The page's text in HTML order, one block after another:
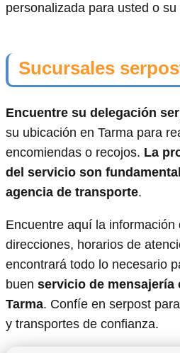
personalizada para usted o su
Sucursales
Encuentre su delegación
su ubicación en Tarma para
encomiendas o recojos. La
del servicio son
agencia de transporte.
Encuentre aquí la información
direcciones, horarios de
encontrará todo lo necesario
buen servicio de mensajería
Tarma. Confíe en serpost
y transportes de confianza.